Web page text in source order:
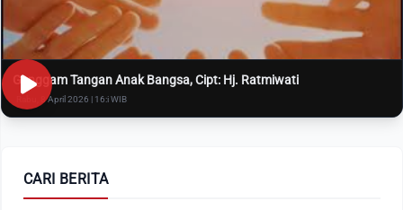
Genggam Tangan Anak Bangsa, Cipt: Hj. Ratmiwati
Rabu, 8 April 2026 | 16:i WIB
CARI BERITA